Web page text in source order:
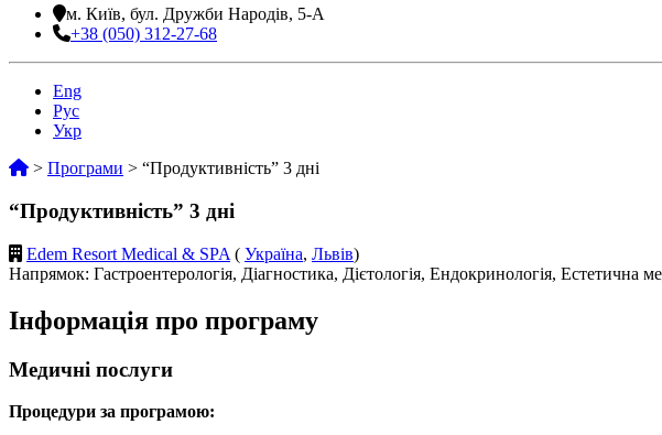
м. Київ, бул. Дружби Народів, 5-А
+38 (050) 312-27-68
Eng
Рус
Укр
> Програми > “Продуктивність” 3 дні
“Продуктивність” 3 дні
Edem Resort Medical & SPA ( Україна, Львів)
Напрямок: Гастроентерологія, Діагностика, Дієтологія, Ендокринологія, Естетична
Інформація про програму
Медичні послуги
Процедури за програмою: